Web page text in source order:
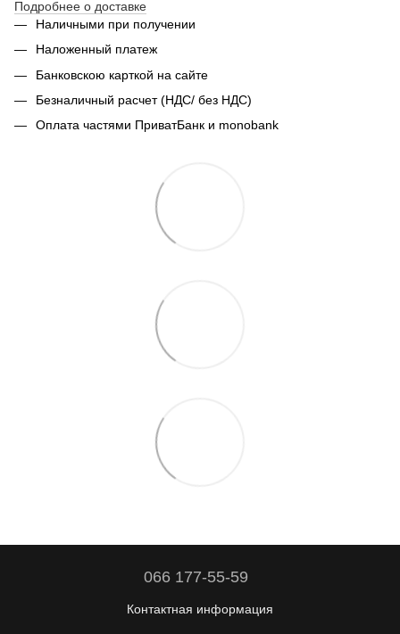
Подробнее о доставке
Наличными при получении
Наложенный платеж
Банковскою карткой на сайте
Безналичный расчет (НДС/ без НДС)
Оплата частями ПриватБанк и monobank
066 177-55-59
Контактная информация